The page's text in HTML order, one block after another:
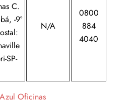
C.
-9°
SP-
N/A
0800
884
4040
Oficinas